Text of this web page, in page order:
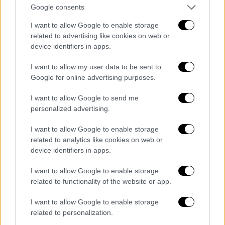
Google consents
I want to allow Google to enable storage
related to advertising like cookies on web or
device identifiers in apps.
I want to allow my user data to be sent to
Google for online advertising purposes.
I want to allow Google to send me
personalized advertising.
I want to allow Google to enable storage
related to analytics like cookies on web or
device identifiers in apps.
I want to allow Google to enable storage
related to functionality of the website or app.
I want to allow Google to enable storage
related to personalization.
Διακοπή της κυκλοφορίας των οχημάτων